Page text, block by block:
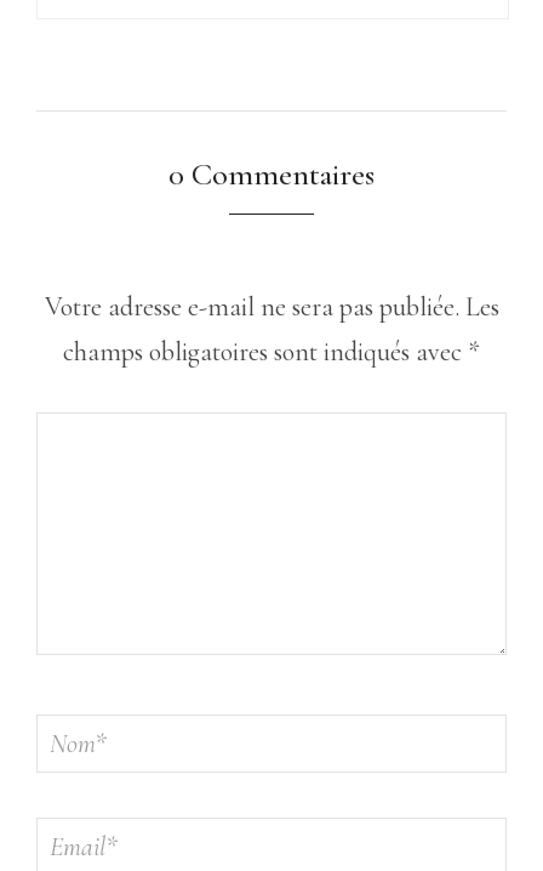
0 Commentaires
Votre adresse e-mail ne sera pas publiée. Les
champs obligatoires sont indiqués avec *